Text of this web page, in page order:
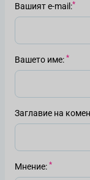
Вашият е-mail
Вашето име
Заглавие на
Мнение